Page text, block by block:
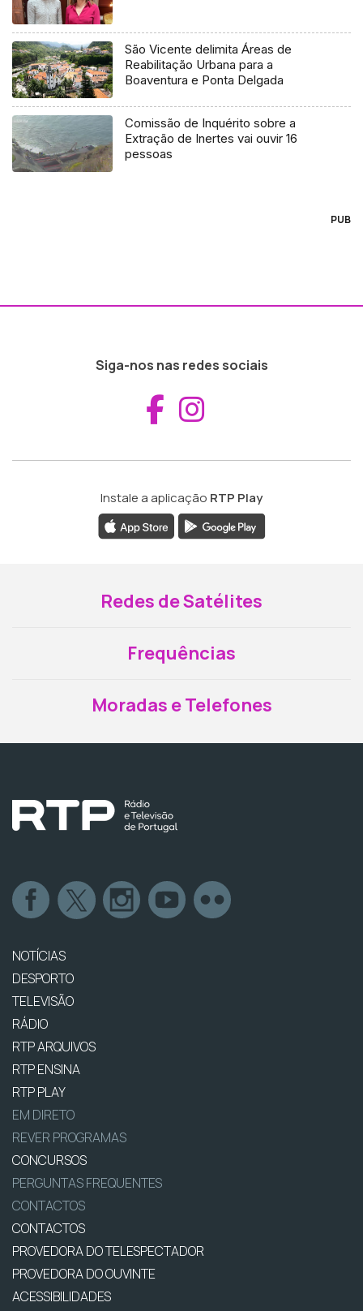
São Vicente delimita Áreas de
Reabilitação Urbana para a
Boaventura e Ponta Delgada
Comissão de Inquérito sobre a
Extração de Inertes vai ouvir 16
pessoas
PUB
Siga-nos nas redes sociais
Aceder ao
Instale a aplicação RTP Play
Redes de Satélites
Frequências
Moradas e Telefones
NOTÍCIAS
DESPORTO
TELEVISÃO
RÁDIO
RTP ARQUIVOS
RTP ENSINA
RTP PLAY
EM DIRETO
REVER PROGRAMAS
CONCURSOS
PERGUNTAS FREQUENTES
CONTACTOS
CONTACTOS
PROVEDORA DO TELESPECTADOR
PROVEDORA DO OUVINTE
ACESSIBILIDADES